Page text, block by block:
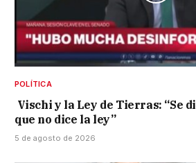
POLÍTICA
Vischi y la Ley de Tierras: “Se
que no dice la ley”
5 de agosto de 2026